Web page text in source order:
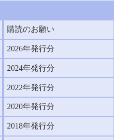
購読のお願い
2026年発行分
2024年発行分
2022年発行分
2020年発行分
2018年発行分